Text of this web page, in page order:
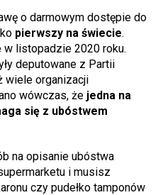
o darmowym dostępie do
pierwszy na świecie.
w listopadzie 2020 roku.
deputowane z Partii
wiele organizacji
wówczas, że jedna na
się z ubóstwem
na opisanie ubóstwa
i musisz
czy pudełko tamponów